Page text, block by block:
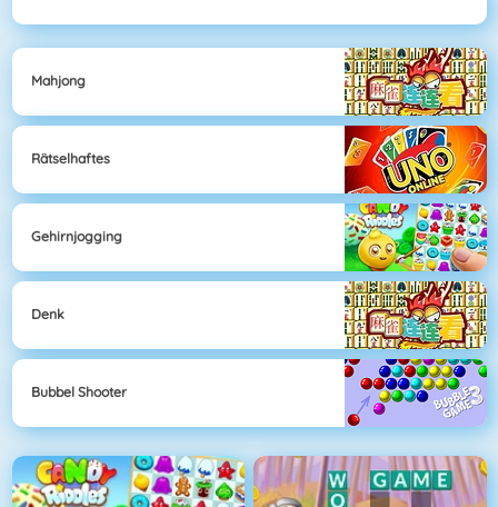
Mahjong
Rätselhaftes
Gehirnjogging
Denk
Bubbel Shooter